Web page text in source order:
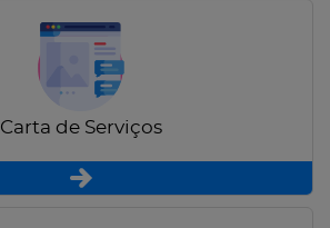
Carta de Serviços